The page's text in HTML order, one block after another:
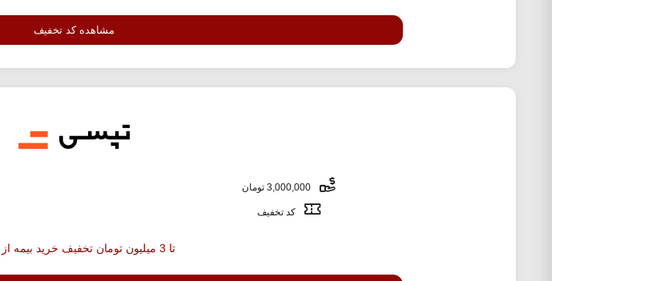
مشاهده کد تخفیف
کد تخفیف
تا 3 میلیون تومان تخفیف خرید بیمه از تپسی